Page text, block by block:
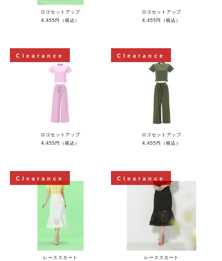
ロゴセットアップ
4,455円（税込）
ロゴセットアップ
4,455円（税込）
Clearance
ロゴセットアップ
4,455円（税込）
Clearance
ロゴセットアップ
4,455円（税込）
Clearance
レーススカート
Clearance
レーススカート